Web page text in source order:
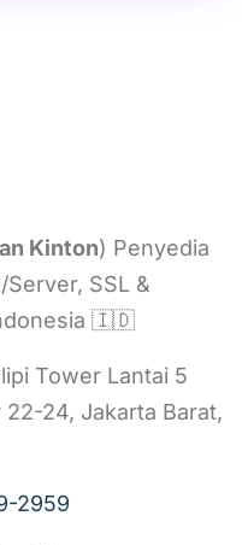
Kinton) Penyedia
SSL &
🇮🇩
Tower Lantai 5
22-24, Jakarta Barat,
2959